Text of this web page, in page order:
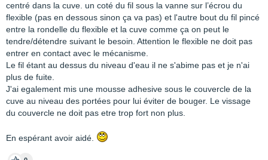
centré dans la cuve. un coté du fil sous la vanne sur l’écrou du
flexible (pas en dessous sinon ça va pas) et l'autre bout du fil pincé
entre la rondelle du flexible et la cuve comme ça on peut le
tendre/détendre suivant le besoin. Attention le flexible ne doit pas
entrer en contact avec le mécanisme.
Le fil étant au dessus du niveau d'eau il ne s'abime pas et je n'ai
plus de fuite.
J'ai egalement mis une mousse adhesive sous le couvercle de la
cuve au niveau des portées pour lui éviter de bouger. Le vissage
du couvercle ne doit pas etre trop fort non plus.
En espérant avoir aidé.